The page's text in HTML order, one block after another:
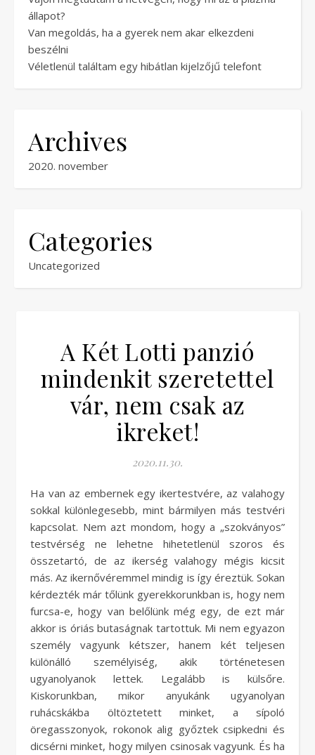
állapot?
Van megoldás, ha a gyerek nem akar elkezdeni
beszélni
Véletlenül találtam egy hibátlan kijelzőjű telefont
Archives
2020. november
Categories
Uncategorized
A Két Lotti panzió
mindenkit szeretettel
vár, nem csak az
ikreket!
2020.11.30.
Ha van az embernek egy ikertestvére, az valahogy
sokkal különlegesebb, mint bármilyen más testvéri
kapcsolat. Nem azt mondom, hogy a „szokványos”
testvérség ne lehetne hihetetlenül szoros és
összetartó, de az ikerség valahogy mégis kicsit
más. Az ikernővéremmel mindig is így éreztük. Sokan
kérdezték már tőlünk gyerekkorunkban is, hogy nem
furcsa-e, hogy van belőlünk még egy, de ezt már
akkor is óriás butaságnak tartottuk. Mi nem egyazon
személy vagyunk kétszer, hanem két teljesen
különálló személyiség, akik történetesen
ugyanolyanok lettek. Legalább is külsőre.
Kiskorunkban, mikor anyukánk ugyanolyan
ruhácskákba öltöztetett minket, a sípoló
öregasszonyok, rokonok alig győztek csipkedni és
dicsérni minket, hogy milyen csinosak vagyunk. És ha